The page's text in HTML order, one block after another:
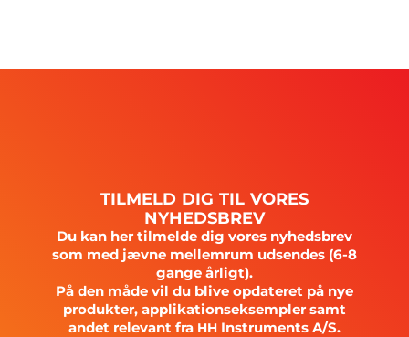
TILMELD DIG TIL VORES
NYHEDSBREV
Du kan her tilmelde dig vores nyhedsbrev
som med jævne mellemrum udsendes (6-8
gange årligt).
På den måde vil du blive opdateret på nye
produkter, applikationseksempler samt
andet relevant fra HHInstruments A/S.